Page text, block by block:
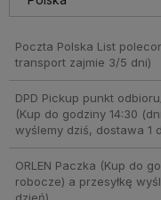
Poczta Polska List
transport zajmie 3/5 dni)
DPD Pickup punkt
(Kup do godziny 14:30
wyślemy dziś, dostawa 1
ORLEN Paczka (Kup do
robocze) a przesyłkę